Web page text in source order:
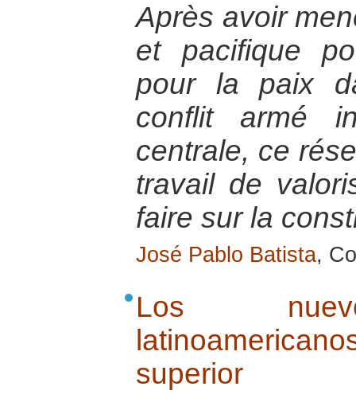
Après avoir
et pacifique
pour la paix
conflit armé
centrale, ce
travail de
faire sur la
José Pablo Batista,
Los
superior